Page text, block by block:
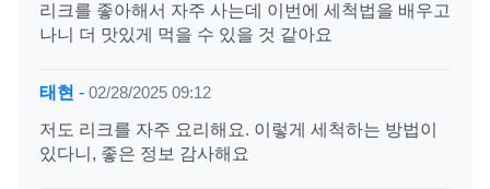
리크를 좋아해서 자주 사는데 이번에 세척법을 배우고
나니 더 맛있게 먹을 수 있을 것 같아요
태현 - 02/28/2025 09:12
저도 리크를 자주 요리해요. 이렇게 세척하는 방법이
있다니, 좋은 정보 감사해요